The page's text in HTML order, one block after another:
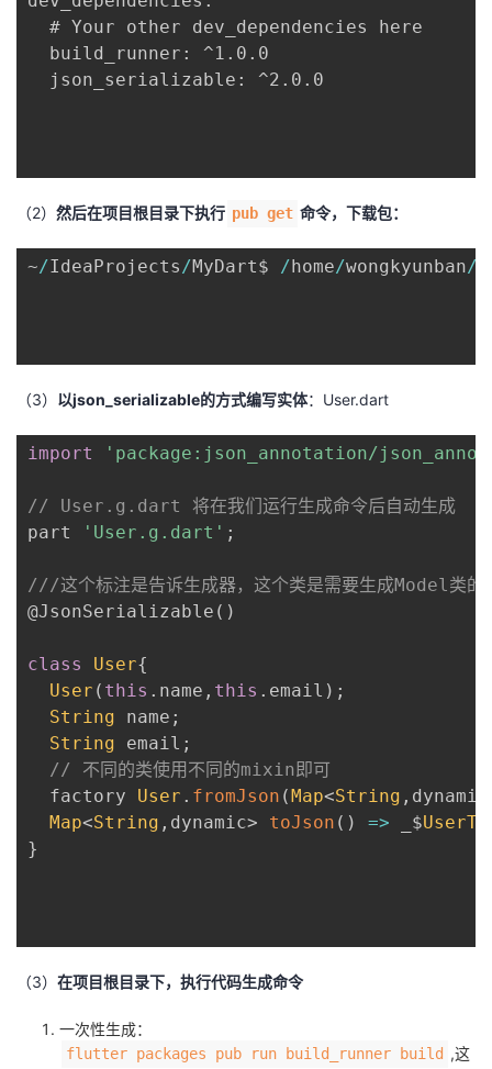
  # Your other dev_dependencies here
  build_runner: ^1.0.0
  json_serializable: ^2.0.0
（2） 然后在项目根目录下执行 pub get 命令，下载包：
~/IdeaProjects/MyDart$ /home/wongkyunban/
（3） 以json_serializable的方式编写实体：User.dart
import 'package:json_annotation/
// User.g.dart 将在我们运行生成命令后自动生成
part
'User.g.dart' ;
///这个标注是告诉生成器，这个类是需要生成Model类的
@JsonSerializable ( )
class User{
User ( this . name , this . email ) ;
String name ;
String email ;
// 不同的类使用不同的mixin即可
  factory
User . fromJson (Map<String , dynamic
Map<String , dynamic> toJson ( ) => _$
}
（3） 在项目根目录下，执行代码生成命令
一次性生成：
flutter packages pub run build_runner build ,这